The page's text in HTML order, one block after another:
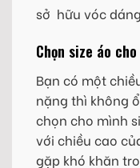
sở hữu vóc
Chọn size áo
Bạn có một
nặng thì không
chọn cho mình
với chiều cao
gặp khó khăn